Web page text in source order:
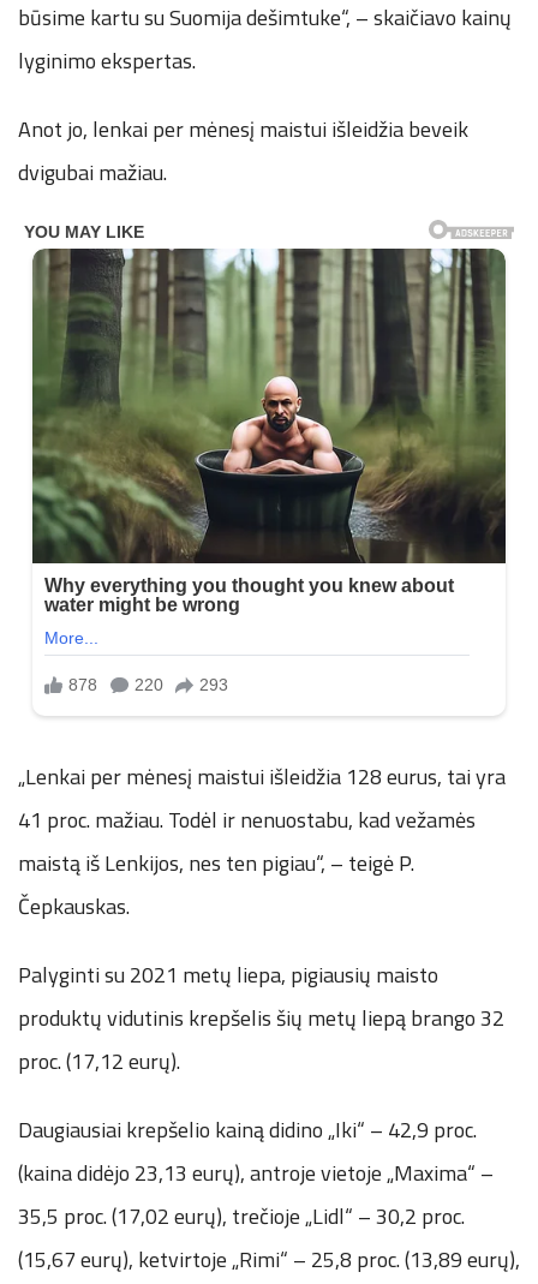
būsime kartu su Suomija dešimtuke“, – skaičiavo kainų
lyginimo ekspertas.
Anot jo, lenkai per mėnesį maistui išleidžia beveik
dvigubai mažiau.
„Lenkai per mėnesį maistui išleidžia 128 eurus, tai yra
41 proc. mažiau. Todėl ir nenuostabu, kad vežamės
maistą iš Lenkijos, nes ten pigiau“, – teigė P.
Čepkauskas.
Palyginti su 2021 metų liepa, pigiausių maisto
produktų vidutinis krepšelis šių metų liepą brango 32
proc. (17,12 eurų).
Daugiausiai krepšelio kainą didino „Iki“ – 42,9 proc.
(kaina didėjo 23,13 eurų), antroje vietoje „Maxima“ –
35,5 proc. (17,02 eurų), trečioje „Lidl“ – 30,2 proc.
(15,67 eurų), ketvirtoje „Rimi“ – 25,8 proc. (13,89 eurų),